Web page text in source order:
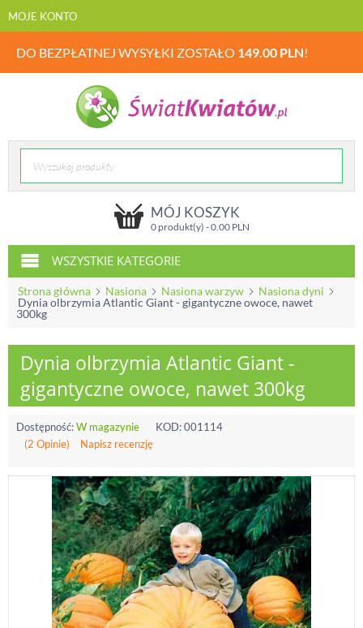
MOJE KONTO
DO BEZPŁATNEJ WYSYŁKI ZOSTAŁO 149.00 PLN!
MÓJ KOSZYK
0 produkt(y) -0.00PLN
WSZYSTKIE KATEGORIE
Strona główna Nasiona Nasiona warzyw
Nasiona dyni
Dynia olbrzymia Atlantic Giant - gigantyczne owoce, nawet
300kg
Dynia olbrzymia Atlantic Giant -
gigantyczne owoce, nawet 300kg
Dostępność:W magazynie KOD:001114
(2 Opinie)
Napisz recenzję